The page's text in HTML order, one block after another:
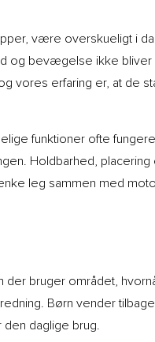
være overskueligt i
og bevægelse ikke
vores erfaring er, at de
funktioner ofte
Holdbarhed, placering
leg sammen med
bruger området,
Børn vender
daglige brug.